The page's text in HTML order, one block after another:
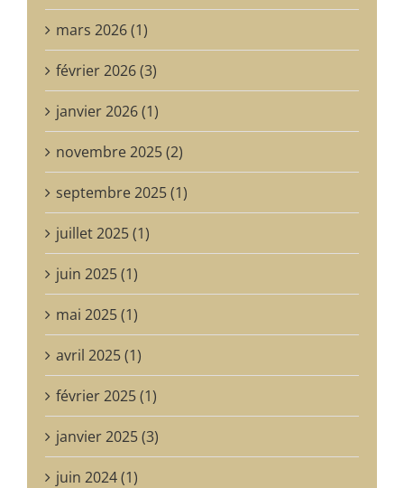
mars 2026 (1)
février 2026 (3)
janvier 2026 (1)
novembre 2025 (2)
septembre 2025 (1)
juillet 2025 (1)
juin 2025 (1)
mai 2025 (1)
avril 2025 (1)
février 2025 (1)
janvier 2025 (3)
juin 2024 (1)